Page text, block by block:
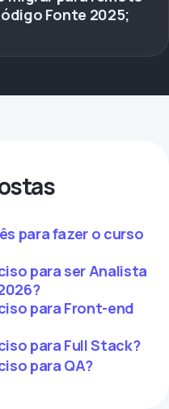
Fonte 2025;
para fazer o curso
para ser Analista
para Front-end
para Full Stack?
para QA?